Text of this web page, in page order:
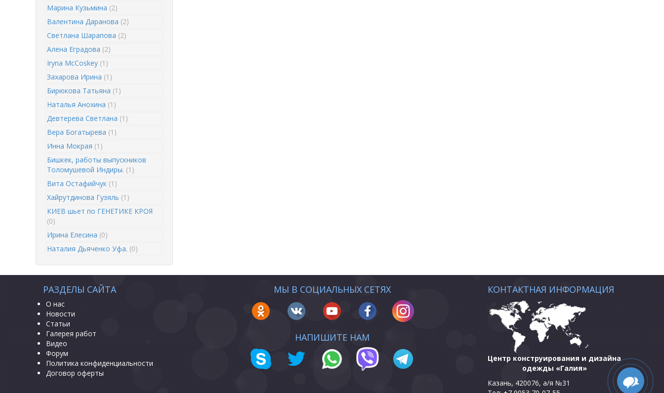
Марина Кузьмина (2)
Валентина Даранова (2)
Светлана Шарапова (2)
Алена Еградова (2)
Iryna McCoskey (1)
Захарова Ирина (1)
Бирюкова Татьяна (1)
Наталья Анохина (1)
Девтерева Светлана (1)
Вера Богатырева (1)
Инна Мокрая (1)
Бишкек, работы выпускников
Толомушевой Индиры. (1)
Вита Остафийчук (1)
Хайрутдинова Гузяль (1)
КИЕВ шьет по ГЕНЕТИКЕ КРОЯ
(0)
Ирина Елесина (0)
Наталия Дьяченко Уфа. (0)
РАЗДЕЛЫ САЙТА
О нас
Новости
Статьи
Галерея работ
Видео
Форум
Политика конфиденциальности
Договор оферты
МЫ В СОЦИАЛЬНЫХ СЕТЯХ
НАПИШИТЕ НАМ
КОНТАКТНАЯ ИНФОРМАЦИЯ
Центр конструирования и дизайна
одежды «Галия»
Казань, 420076, а/я №31